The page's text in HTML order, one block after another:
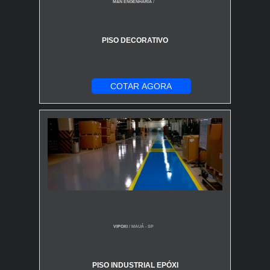
M&N ENGENHARIA/
PISO DECORATIVO
COTAR AGORA
VIPOXI/ MAUÁ - SP
PISO INDUSTRIAL EPÓXI